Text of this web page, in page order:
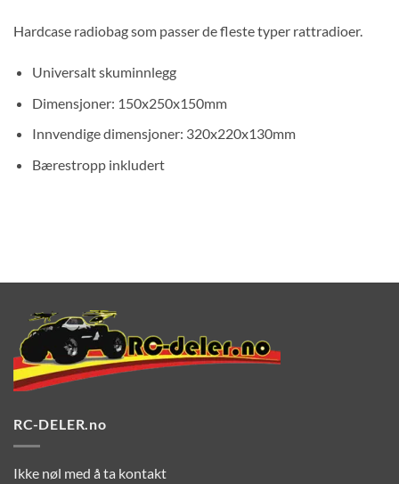
Hardcase radiobag som passer de fleste typer rattradioer.
Universalt skuminnlegg
Dimensjoner: 150x250x150mm
Innvendige dimensjoner: 320x220x130mm
Bærestropp inkludert
RC-DELER.no
Ikke nøl med å ta kontakt